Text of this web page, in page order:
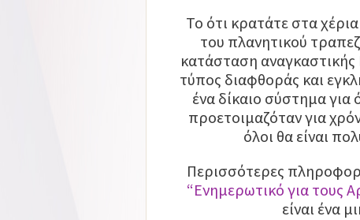
Το ότι κρατάτε στα
του πλανητικού
κατάσταση
τύπος διαφθοράς και
ένα δίκαιο σύστημα για
προετοιμαζόταν για
όλοι θα είναι
Περισσότερες
“Ενημερωτικό για τους
είναι ένα